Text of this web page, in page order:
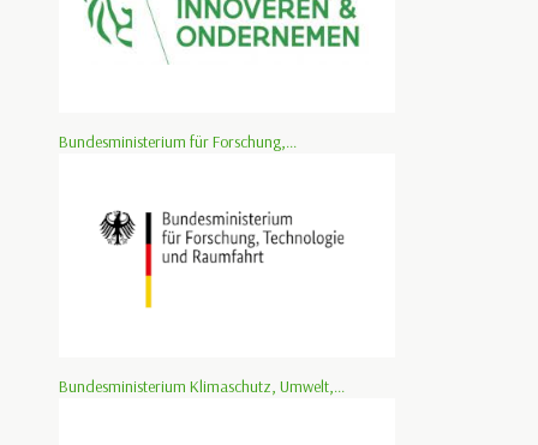
Bundesministerium für Forschung,...
Bundesministerium Klimaschutz, Umwelt,...